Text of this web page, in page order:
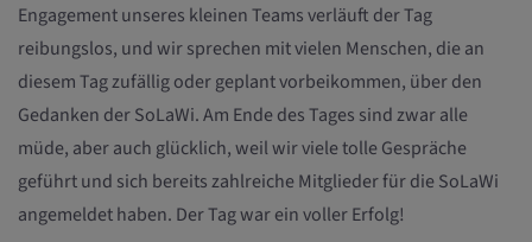
Engagement unseres kleinen Teams verläuft der Tag
reibungslos, und wir sprechen mit vielen Menschen, die an
diesem Tag zufällig oder geplant vorbeikommen, über den
Gedanken der SoLaWi. Am Ende des Tages sind zwar alle
müde, aber auch glücklich, weil wir viele tolle Gespräche
geführt und sich bereits zahlreiche Mitglieder für die SoLaWi
angemeldet haben. Der Tag war ein voller Erfolg!